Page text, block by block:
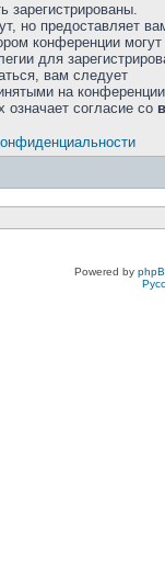
но предоставляет
конференции
для
вам следует
на
согласие со
Powered by